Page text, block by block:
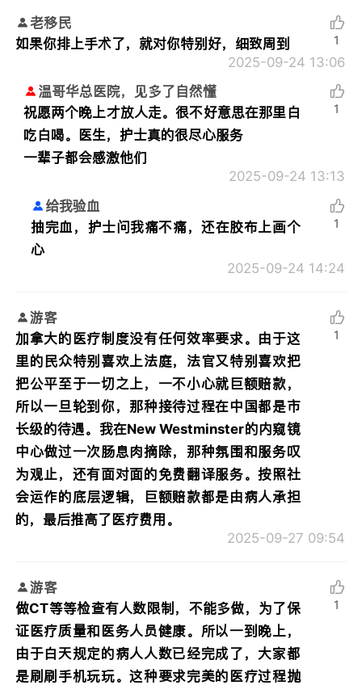
老移民
如果你排上手术了，就对你特别好，细致周到
2025-09-24 13:06
1
温哥华总医院，见多了自然懂
祝愿两个晚上才放人走。很不好意思在那里白
吃白喝。医生，护士真的很尽心服务
一辈子都会感激他们
2025-09-24 13:13
1
给我验血
抽完血，护士问我痛不痛，还在胶布上画个
心
2025-09-24 14:24
1
游客
加拿大的医疗制度没有任何效率要求。由于这
里的民众特别喜欢上法庭，法官又特别喜欢把
把公平至于一切之上，一不小心就巨额赔款，
所以一旦轮到你，那种接待过程在中国都是市
长级的待遇。我在New Westminster的内窥镜
中心做过一次肠息肉摘除，那种氛围和服务叹
为观止，还有面对面的免费翻译服务。按照社
会运作的底层逻辑，巨额赔款都是由病人承担
的，最后推高了医疗费用。
2025-09-27 09:54
1
游客
做CT等等检查有人数限制，不能多做，为了保
证医疗质量和医务人员健康。所以一到晚上，
由于白天规定的病人人数已经完成了，大家都
是刷刷手机玩玩。这种要求完美的医疗过程抛
1